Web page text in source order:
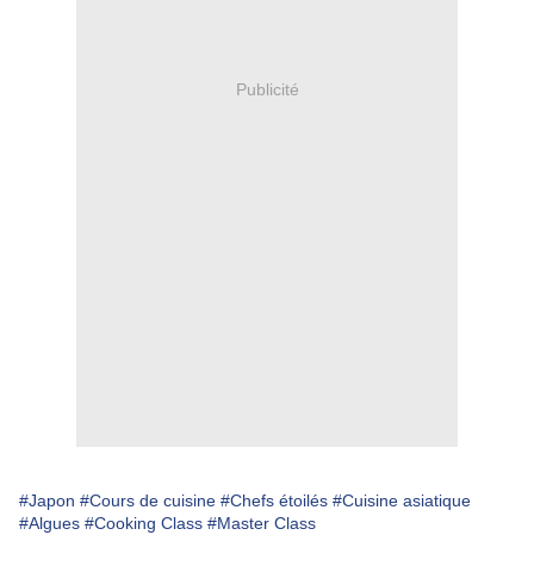
Publicité
#Japon #Cours de cuisine #Chefs étoilés #Cuisine asiatique
#Algues #Cooking Class #Master Class